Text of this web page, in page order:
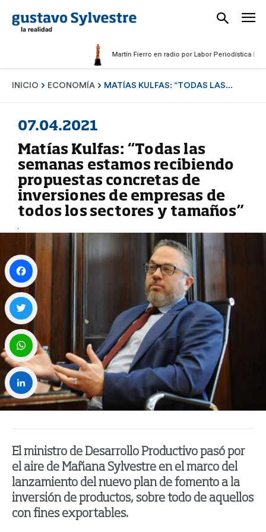
Martín Fierro en radio por Labor Periodística
INICIO ECONOMÍA MATÍAS KULFAS: “TODAS LAS...
07.04.2021
Matías Kulfas: “Todas las
semanas estamos recibiendo
propuestas concretas de
inversiones de empresas de
todos los sectores y tamaños”
El ministro de Desarrollo Productivo pasó por
el aire de Mañana Sylvestre en el marco del
lanzamiento del nuevo plan de fomento a la
inversión de productos, sobre todo de aquellos
con fines exportables.
Facebook
Twitter
WhatsApp
LinkedIn